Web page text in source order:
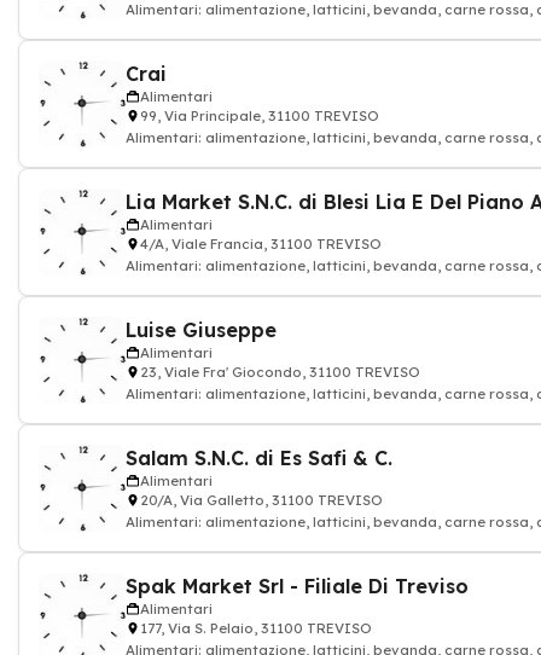
Alimentari: alimentazione, latticini, bevanda, carne rossa,
Crai
Alimentari
99, Via Principale, 31100 TREVISO
Alimentari: alimentazione, latticini, bevanda, carne rossa,
Lia Market S.N.C. di Blesi Lia E Del Piano
Alimentari
4/A, Viale Francia, 31100 TREVISO
Alimentari: alimentazione, latticini, bevanda, carne rossa,
Luise Giuseppe
Alimentari
23, Viale Fra' Giocondo, 31100 TREVISO
Alimentari: alimentazione, latticini, bevanda, carne rossa,
Salam S.N.C. di Es Safi & C.
Alimentari
20/A, Via Galletto, 31100 TREVISO
Alimentari: alimentazione, latticini, bevanda, carne rossa,
Spak Market Srl - Filiale Di Treviso
Alimentari
177, Via S. Pelaio, 31100 TREVISO
Alimentari: alimentazione, latticini, bevanda, carne rossa,